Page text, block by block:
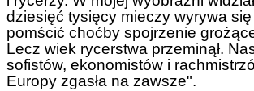
dziesięć tysięcy mieczy wyrywa
pomścić choćby spojrzenie
Lecz wiek rycerstwa przeminął.
sofistów, ekonomistów i
Europy zgasła na zawsze".